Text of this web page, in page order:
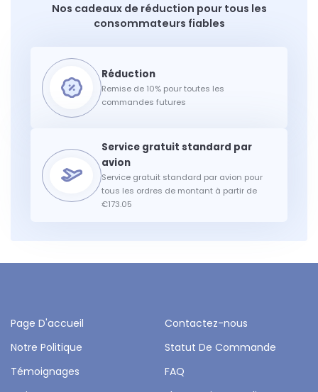
Nos cadeaux de réduction pour tous les
consommateurs fiables
Remise de 10% pour toutes les
commandes futures
Service gratuit standard par avion pour
tous les ordres de montant à partir de
€173.05
Page D'accueil
Contactez-nous
Notre Politique
Statut De Commande
Témoignages
FAQ